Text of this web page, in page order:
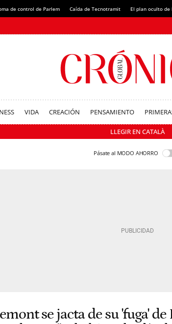
de control de Parlem Caída de Tecnotramit El plan oculto de
VIDA CREACIÓN PENSAMIENTO
LLEGIR EN CATALÀ
Pásate al MODO AHORRO
se jacta de su 'fuga'